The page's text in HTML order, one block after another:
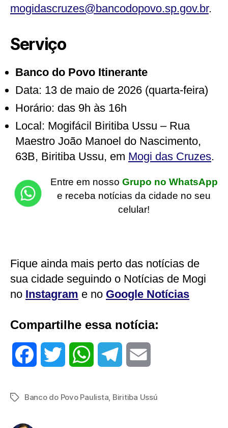
mogidascruzes@bancodopovo.sp.gov.br.
Serviço
Banco do Povo Itinerante
Data: 13 de maio de 2026 (quarta-feira)
Horário: das 9h às 16h
Local: Mogifácil Biritiba Ussu – Rua
Maestro João Manoel do Nascimento,
63B, Biritiba Ussu, em Mogi das Cruzes.
Entre em nosso Grupo no WhatsApp
e receba notícias da cidade no seu
celular!
Fique ainda mais perto das notícias de
sua cidade seguindo o Notícias de Mogi
no Instagram e no Google Notícias
Compartilhe essa notícia:
TagsBanco do Povo Paulista, Biritiba Ussú